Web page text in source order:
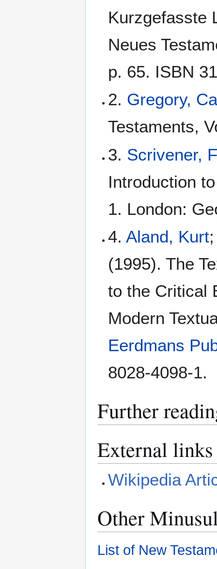
Kurzgefasste
Neues
p. 65. ISBN
2. Gregory,
Testaments,
3. Scrivener,
Introduction
1. London:
4.Aland, Kurt
(1995). The
to the Critical
Modern
Eerdmans
8028-4098-1.
Further
External links
Wikipedia
Other
List of New